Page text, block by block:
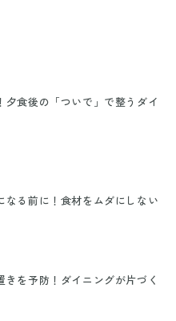
夕食後の「ついで」で整うダイ
なる前に！食材をムダにしない
きを予防！ダイニングが片づく